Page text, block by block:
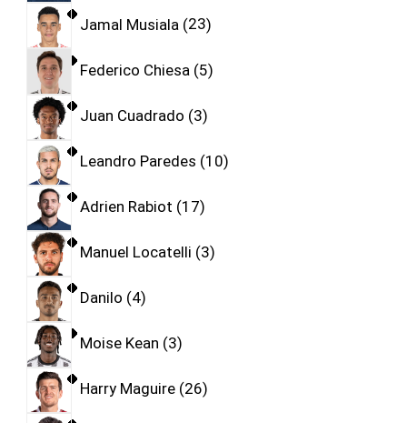
Jamal Musiala 23
Federico Chiesa 5
Juan Cuadrado 3
Leandro Paredes 10
Adrien Rabiot 17
Manuel Locatelli 3
Danilo 4
Moise Kean 3
Harry Maguire 26